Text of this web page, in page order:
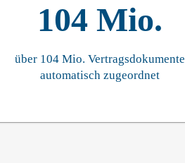
104 Mio.
über 104 Mio. Vertragsdokumente
automatisch zugeordnet